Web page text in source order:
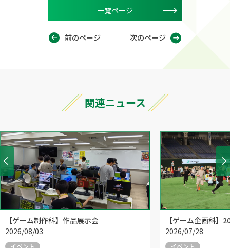
前のページ
一覧ページ
次のページ
関連ニュース
【ゲーム企画科】2026年 7月の振り返り
2026/07/28
イベント
東京ドームでスポ
催されました！
2026/07/24